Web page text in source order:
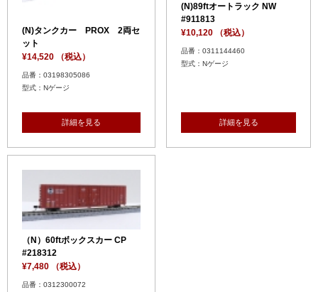
(N)タンクカー PROX 2両セ
ット
¥14,520 （税込）
品番：03198305086
型式：Nゲージ
詳細を見る
(N)89ftオートラック NW
#911813
¥10,120 （税込）
品番：0311144460
型式：Nゲージ
詳細を見る
（N）60ftボックスカー CP
#218312
¥7,480 （税込）
品番：0312300072